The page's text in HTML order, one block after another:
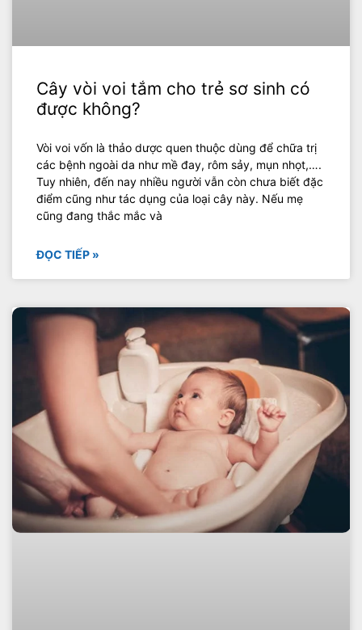
Cây vòi voi tắm cho trẻ sơ sinh có
được không?
Vòi voi vốn là thảo dược quen thuộc dùng để chữa trị
các bệnh ngoài da như mề đay, rôm sảy, mụn nhọt,….
Tuy nhiên, đến nay nhiều người vẫn còn chưa biết đặc
điểm cũng như tác dụng của loại cây này. Nếu mẹ
cũng đang thắc mắc và
ĐỌC TIẾP »